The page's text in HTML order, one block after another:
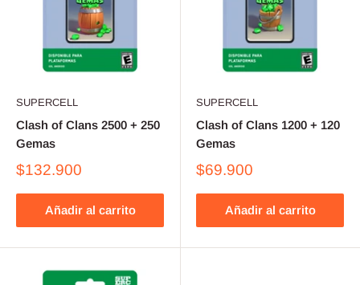
SUPERCELL
Clash of Clans 2500 + 250
Gemas
$132.900
Añadir al carrito
SUPERCELL
Clash of Clans 1200 + 120
Gemas
$69.900
Añadir al carrito